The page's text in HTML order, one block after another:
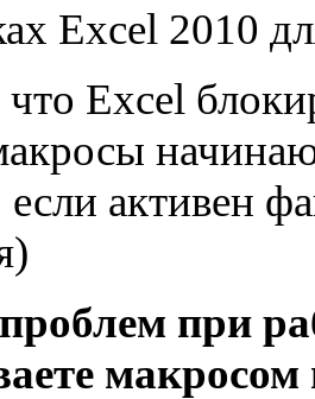
Excel 2010
Excel
активен
при